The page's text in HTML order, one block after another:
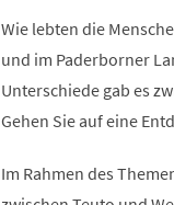
Wie lebten die
und im Paderborner
Unterschiede gab es
Gehen Sie auf eine
Im Rahmen des